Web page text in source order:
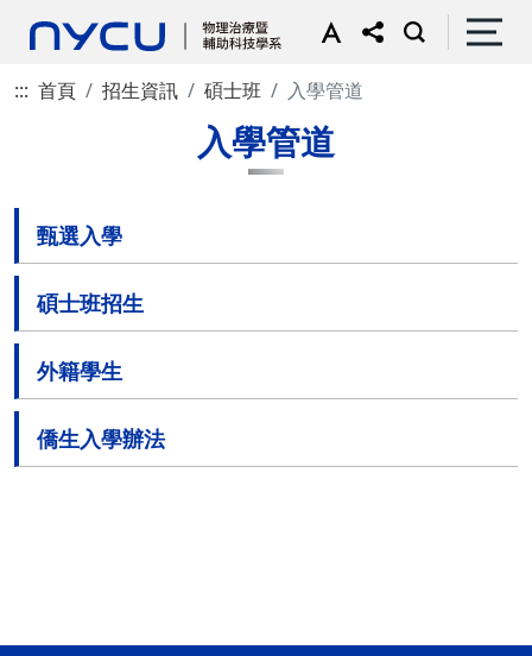
::: 首頁 招生資訊 碩士班 入學管道
入學管道
甄選入學
碩士班招生
外籍學生
僑生入學辦法